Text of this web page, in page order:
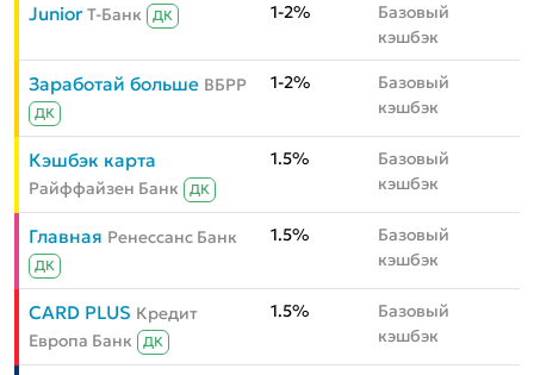
Junior Т-Банк ДК 1-2%
Базовый
кэшбэк
Заработай больше ВБРР
ДК
1-2%
Базовый
кэшбэк
Кэшбэк карта
Райффайзен Банк ДК
1.5%
Базовый
кэшбэк
Главная Ренессанс Банк
ДК
1.5%
Базовый
кэшбэк
CARD PLUS Кредит
Европа Банк
ДК
1.5%
Базовый
кэшбэк